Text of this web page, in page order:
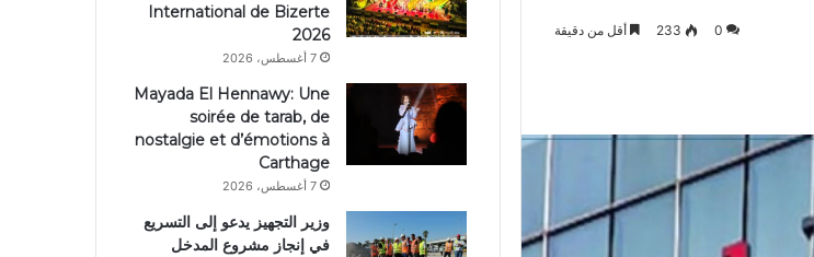
0
233 أقل من دقيقة
International de Bizerte
2026
7 أغسطس، 2026
Mayada El Hennawy: Une
soirée de tarab, de
nostalgie et d’émotions à
Carthage
7 أغسطس، 2026
وزير التجهيز يدعو إلى التسريع
في إنجاز مشروع المدخل